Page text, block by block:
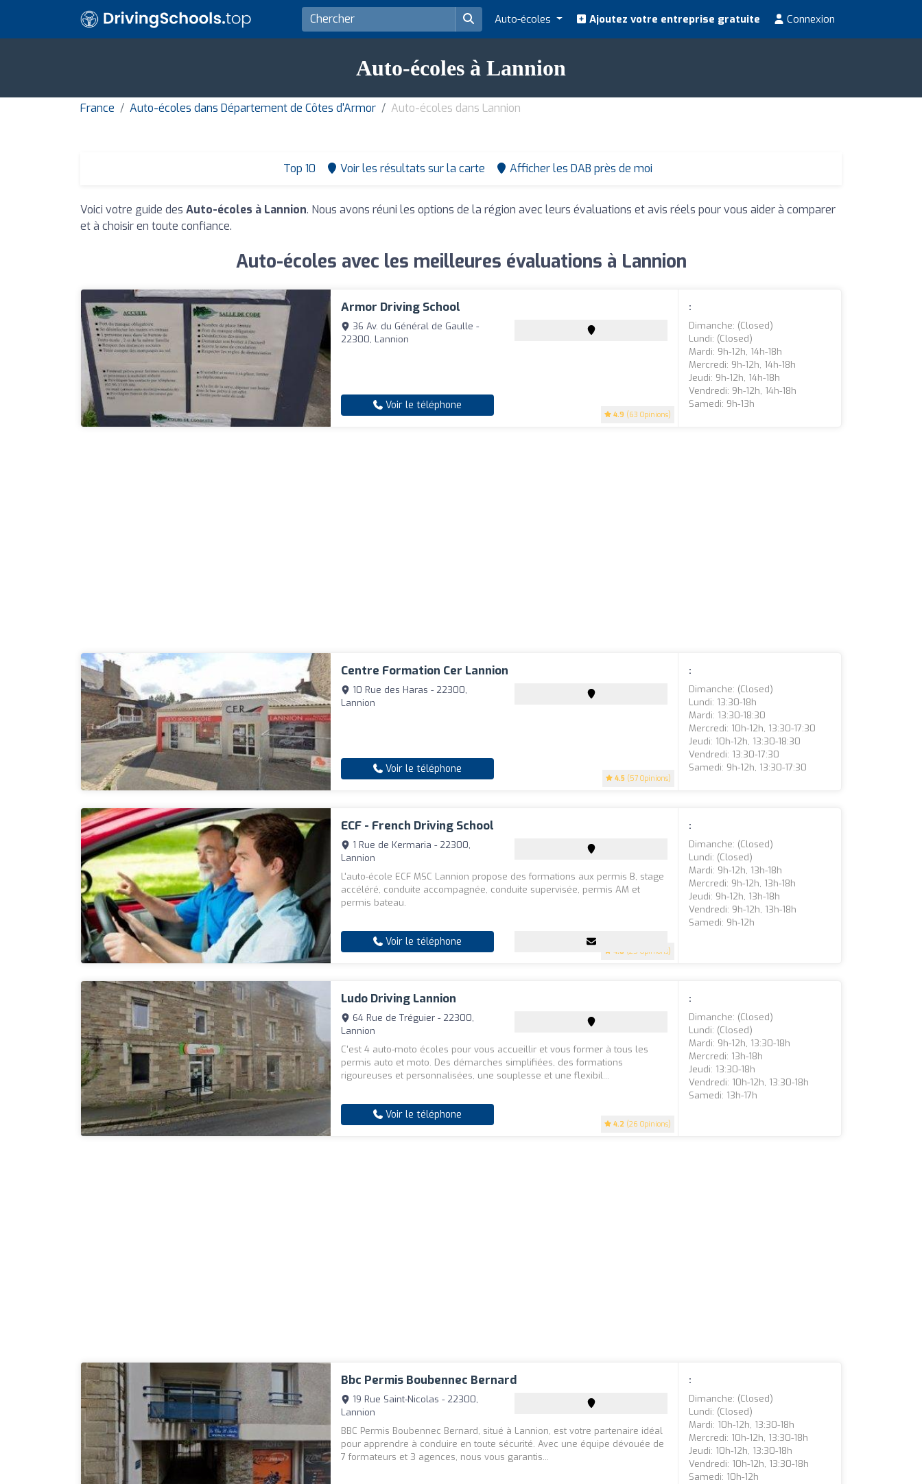
Auto-écoles Ajoutez votre entreprise gratuite Connexion
Auto-écoles à Lannion
France Auto-écoles dans Département de Côtes d'Armor Auto-écoles dans Lannion
Top 10 Voir les résultats sur la carte Afficher les DAB près de moi
Voici votre guide des Auto-écoles à Lannion. Nous avons réuni les options de la région avec leurs évaluations et avis réels pour vous aider à comparer
et à choisir en toute confiance.
Auto-écoles avec les meilleures évaluations à Lannion
Armor Driving School
4.9 (63 Opinions)
36 Av. du Général de Gaulle -
22300, Lannion
Voir le téléphone
:
Dimanche: (closed)
Lundi: (closed)
Mardi: 9h-12h, 14h-18h
Mercredi: 9h-12h, 14h-18h
Jeudi: 9h-12h, 14h-18h
Vendredi: 9h-12h, 14h-18h
Samedi: 9h-13h
Centre Formation Cer Lannion
4.5 (57 Opinions)
10 Rue des Haras - 22300,
Lannion
Voir le téléphone
:
Dimanche: (closed)
Lundi: 13:30-18h
Mardi: 13:30-18:30
Mercredi: 10h-12h, 13:30-17:30
Jeudi: 10h-12h, 13:30-18:30
Vendredi: 13:30-17:30
Samedi: 9h-12h, 13:30-17:30
ECF - French Driving School
4.8 (25 Opinions)
1 Rue de Kermaria - 22300,
Lannion
L'auto-école ECF MSC Lannion propose des formations aux permis B, stage
accéléré, conduite accompagnée, conduite supervisée, permis AM et
permis bateau.
Voir le téléphone
:
Dimanche: (closed)
Lundi: (closed)
Mardi: 9h-12h, 13h-18h
Mercredi: 9h-12h, 13h-18h
Jeudi: 9h-12h, 13h-18h
Vendredi: 9h-12h, 13h-18h
Samedi: 9h-12h
Ludo Driving Lannion
4.2 (26 Opinions)
64 Rue de Tréguier - 22300,
Lannion
C'est 4 auto-moto écoles pour vous accueillir et vous former à tous les
permis auto et moto. Des démarches simplifiées, des formations
rigoureuses et personnalisées, une souplesse et une flexibil...
Voir le téléphone
:
Dimanche: (closed)
Lundi: (closed)
Mardi: 9h-12h, 13:30-18h
Mercredi: 13h-18h
Jeudi: 13:30-18h
Vendredi: 10h-12h, 13:30-18h
Samedi: 13h-17h
Bbc Permis Boubennec Bernard
19 Rue Saint-Nicolas - 22300,
Lannion
BBC Permis Boubennec Bernard, situé à Lannion, est votre partenaire idéal
pour apprendre à conduire en toute sécurité. Avec une équipe dévouée de
7 formateurs et 3 agences, nous vous garantis...
:
Dimanche: (closed)
Lundi: (closed)
Mardi: 10h-12h, 13:30-18h
Mercredi: 10h-12h, 13:30-18h
Jeudi: 10h-12h, 13:30-18h
Vendredi: 10h-12h, 13:30-18h
Samedi: 10h-12h